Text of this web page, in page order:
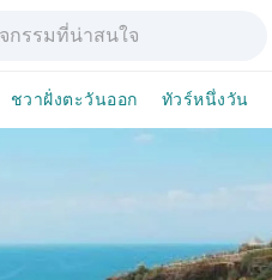
ชวาฝั่งตะวันออก ทัวร์หนึ่งวัน